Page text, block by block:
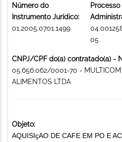
Número do
Instrumento Jurídico:
01.2005.0701.1499
Processo
05
CNPJ/CPF do(a) contratado(a) -
05.656.062/0001-70 - MULTICOM
ALIMENTOS LTDA
Objeto:
AQUISIçAO DE CAFE EM PO E